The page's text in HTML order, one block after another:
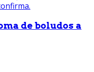
de boludos a